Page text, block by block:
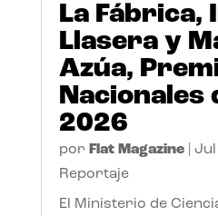
La Fábrica,
Llasera y
Azúa,
Nacionales
2026
por Flat Magazine| Jul
Reportaje
El Ministerio de